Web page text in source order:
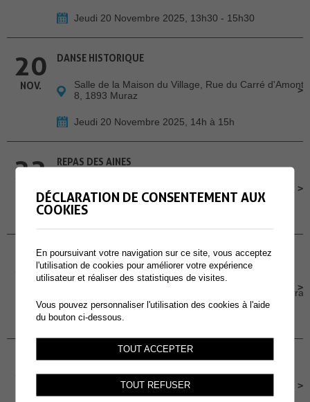
Jeudi 20 Novembre 2025, 13h30 - 15h30
20
NOV.
DANSE HISTORIQUE
Salle de la Maison du Village, Rue du Carré d'Amont
8, 1893 Muraz
Jeudi 20 Novembre 2025, 14h à 15h
22 REPAS DES AINES
Samedi 22 Novembre 2025, 11h
23
NOV.
VIELLIR EN SUISSE EN TANT QU'ÉTRANGER·ÈRE -
CONTES HISPANIQUES EN MUSIQUE
EMS La Charmaie, Place Sous l'Eglise 3, 1893 Muraz
Dimanche 23 Novembre 2025, 14h30
24 ATELIERS INFO-NATU
Salle des Combles
DÉCLARATION DE CONSENTEMENT AUX
COOKIES
En poursuivant votre navigation sur ce site, vous acceptez
l'utilisation de cookies pour améliorer votre expérience
utilisateur et réaliser des statistiques de visites.
Vous pouvez personnaliser l'utilisation des cookies à l'aide
du bouton ci-dessous.
TOUT ACCEPTER
TOUT REFUSER